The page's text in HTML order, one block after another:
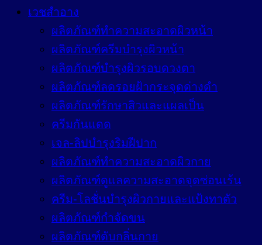
เวชสำอาง
ผลิตภัณฑ์ทำความสะอาดผิวหน้า
ผลิตภัณฑ์ครีมบำรุงผิวหน้า
ผลิตภัณฑ์บำรุงผิวรอบดวงตา
ผลิตภัณฑ์ลดรอยฝ้ากระจุดด่างดำ
ผลิตภัณฑ์รักษาสิวและแผลเป็น
ครีมกันแดด
เจล-ลิปบำรุงริมฝีปาก
ผลิตภัณฑ์ทำความสะอาดผิวกาย
ผลิตภัณฑ์ดูแลความสะอาดจุดซ่อนเร้น
ครีม-โลชั่นบำรุงผิวกายและแป้งทาตัว
ผลิตภัณฑ์กำจัดขน
ผลิตภัณฑ์ดับกลิ่นกาย